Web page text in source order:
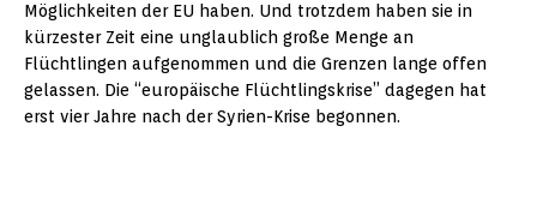
Möglichkeiten der EU haben. Und trotzdem haben sie in
kürzester Zeit eine unglaublich große Menge an
Flüchtlingen aufgenommen und die Grenzen lange offen
gelassen. Die “europäische Flüchtlingskrise” dagegen hat
erst vier Jahre nach der Syrien-Krise begonnen.